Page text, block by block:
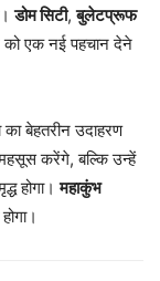
डोम सिटी,बुलेटप्रूफ
एक नई पहचान देने
बेहतरीन उदाहरण
करेंगे, बल्कि उन्हें
होगा।महाकुंभ